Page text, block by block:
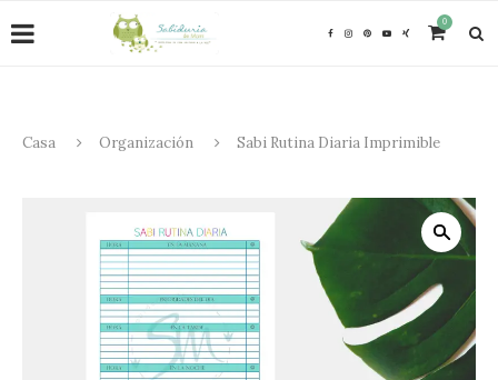
0
Casa Organización Sabi Rutina Diaria Imprimible